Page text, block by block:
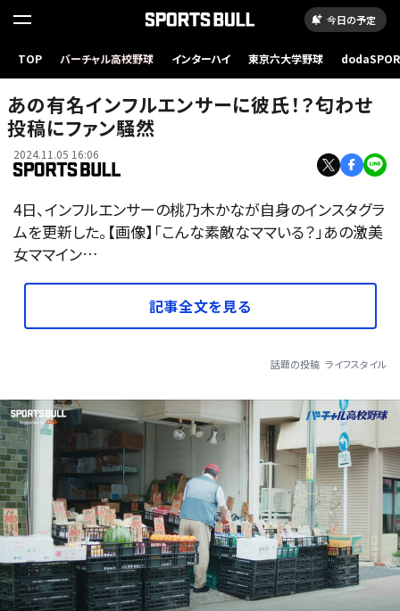
今日の予定
TOP バーチャル高校野球 インターハイ 東京六大学野球
あの有名インフルエンサーに彼氏！？匂わせ
投稿にファン騒然
2024.11.05 16:06
4日、インフルエンサーの桃乃木かなが自身のインスタグラ
ムを更新した。【画像】「こんな素敵なママいる？」あの激美
女ママイン…
記事全文を見る
話題の投稿 ライフスタイル